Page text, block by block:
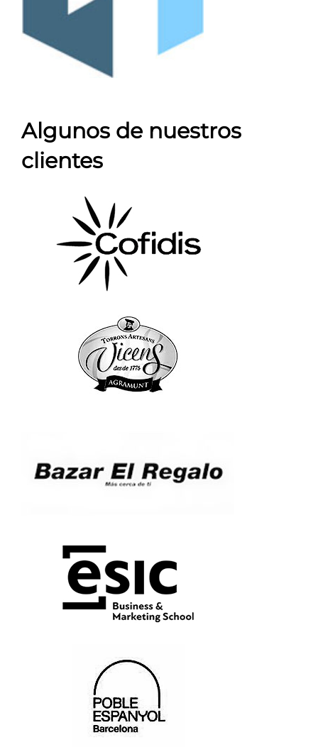
Algunos de nuestros
clientes